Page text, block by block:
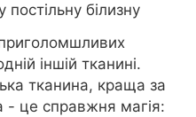
білизну
іншій тканині.
тканина, краща за
- це справжня магія: